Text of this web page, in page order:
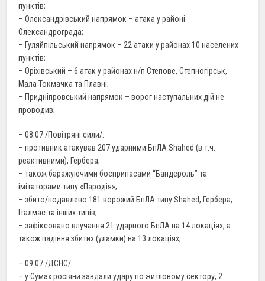
пунктів;
– Олександрівський напрямок – атака у районі
Олександрограда;
– Гуляйпільський напрямок – 22 атаки у районах 10 населених
пунктів;
– Оріхівський – 6 атак у районах н/п Степове, Степногірськ,
Мала Токмачка та Плавні;
– Придніпровський напрямок – ворог наступальних дій не
проводив;
– 08.07 /Повітряні сили/:
– противник атакував 207 ударними БпЛА Shahed (в т.ч.
реактивними), Гербера;
– також баражуючими боєприпасами “Бандероль” та
імітаторами типу «Пародія»;
– збито/подавлено 181 ворожий БпЛА типу Shahed, Гербера,
Італмас та інших типів;
– зафіксовано влучання 21 ударного БпЛА на 14 локаціях, а
також падіння збитих (уламки) на 13 локаціях;
– 09.07 /ДСНС/:
– у Сумах росіяни завдали удару по житловому сектору, 2